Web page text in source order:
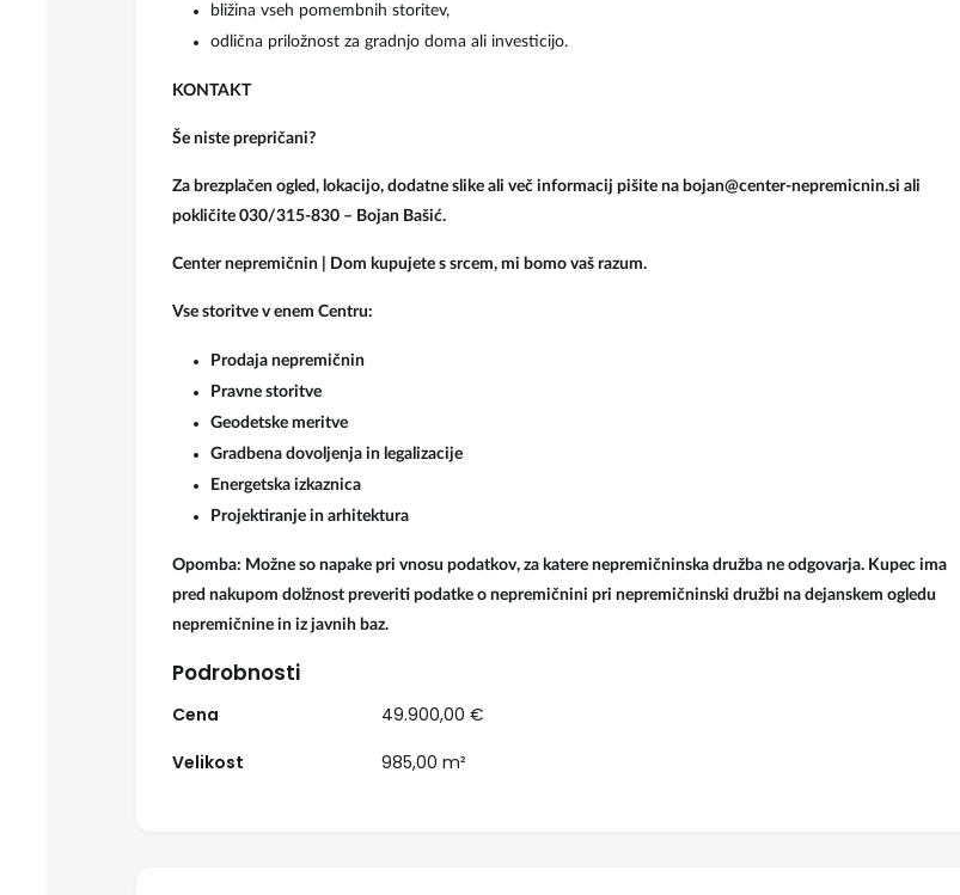
bližina vseh pomembnih storitev,
odlična priložnost za gradnjo doma ali investicijo.
KONTAKT
Še niste prepričani?
Za brezplačen ogled, lokacijo, dodatne slike ali več informacij pišite na bojan@center-nepremicnin.si ali
pokličite 030/315-830 – Bojan Bašić.
Center nepremičnin | Dom kupujete s srcem, mi bomo vaš razum.
Vse storitve v enem Centru:
Prodaja nepremičnin
Pravne storitve
Geodetske meritve
Gradbena dovoljenja in legalizacije
Energetska izkaznica
Projektiranje in arhitektura
Opomba: Možne so napake pri vnosu podatkov, za katere nepremičninska družba ne odgovarja. Kupec ima
pred nakupom dolžnost preveriti podatke o nepremičnini pri nepremičninski družbi na dejanskem ogledu
nepremičnine in iz javnih baz.
Podrobnosti
Cena
49.900,00 €
Velikost
985,00 m²